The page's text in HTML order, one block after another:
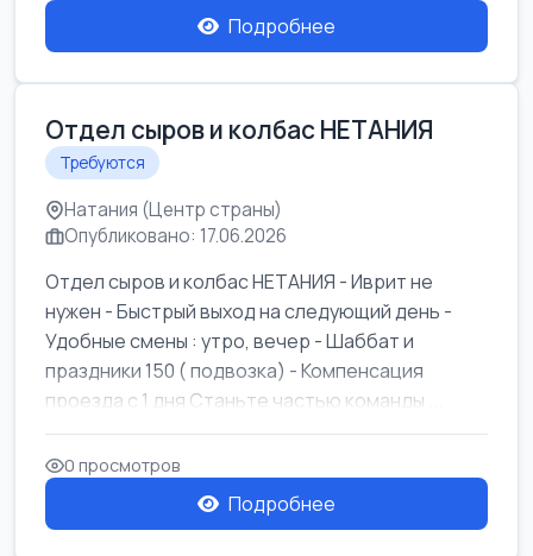
Подробнее
Отдел сыров и колбас НЕТАНИЯ
Требуются
Натания (Центр страны)
Опубликовано: 17.06.2026
Отдел сыров и колбас НЕТАНИЯ - Иврит не
нужен - Быстрый выход на следующий день -
Удобные смены : утро, вечер - Шаббат и
праздники 150 ( подвозка) - Компенсация
проезда с 1 дня Станьте частью команды ...
0 просмотров
Подробнее